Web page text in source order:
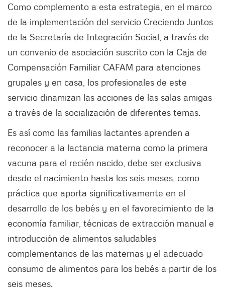
Como complemento a esta estrategia, en el marco
de la implementación del servicio Creciendo Juntos
de la Secretaría de Integración Social, a través de
un convenio de asociación suscrito con la Caja de
Compensación Familiar CAFAM para atenciones
grupales y en casa, los profesionales de este
servicio dinamizan las acciones de las salas amigas
a través de la socialización de diferentes temas.
Es así como las familias lactantes aprenden a
reconocer a la lactancia materna como la primera
vacuna para el recién nacido, debe ser exclusiva
desde el nacimiento hasta los seis meses, como
práctica que aporta significativamente en el
desarrollo de los bebés y en el favorecimiento de la
economía familiar, técnicas de extracción manual e
introducción de alimentos saludables
complementarios de las maternas y el adecuado
consumo de alimentos para los bebés a partir de los
seis meses.